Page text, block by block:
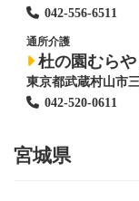
042-556-6511
通所介護
杜の園むら
東京都武蔵村山市
042-520-0611
宮城県